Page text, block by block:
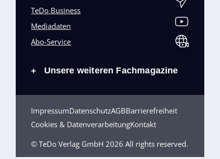
TeDo Business
Mediadaten
Abo-Service
+ Unsere weiteren Fachmagazine
ImpressumDatenschutzAGBBarrierefreiheit
Cookies & DatenverarbeitungKontakt
© TeDo Verlag GmbH 2026 All rights reserved.